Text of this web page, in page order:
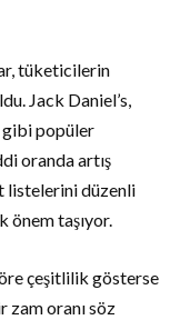
tüketicilerin
Jack Daniel’s,
gibi popüler
oranda artış
listelerini düzenli
taşıyor.
çeşitlilik gösterse
zam oranı söz